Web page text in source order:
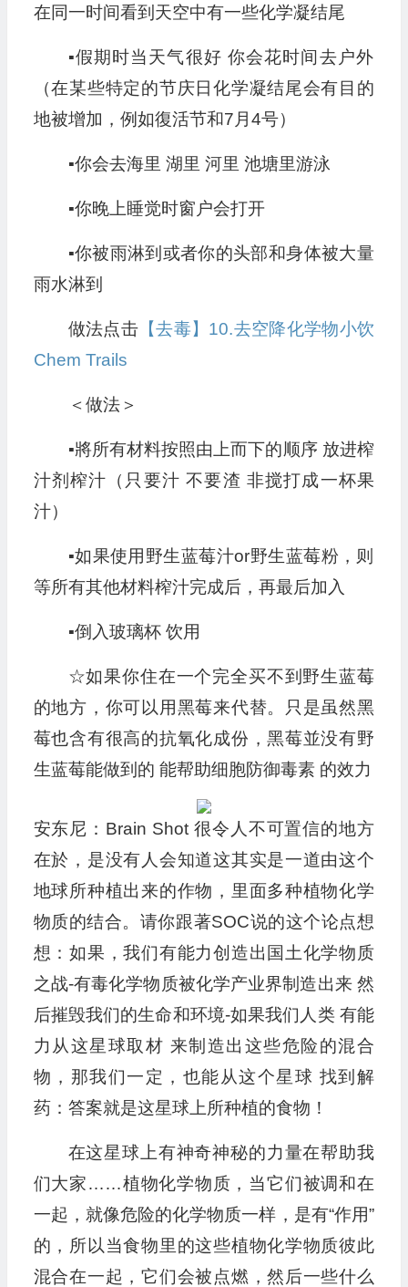
在同一时间看到天空中有一些化学凝结尾
▪︎假期时当天气很好 你会花时间去户外
（在某些特定的节庆日化学凝结尾会有目的
地被增加，例如復活节和7月4号）
▪︎你会去海里 湖里 河里 池塘里游泳
▪︎你晚上睡觉时窗户会打开
▪︎你被雨淋到或者你的头部和身体被大量
雨水淋到
做法点击【去毒】10.去空降化学物小饮
Chem Trails
＜做法＞
▪︎將所有材料按照由上而下的顺序 放进榨
汁剂榨汁（只要汁 不要渣 非搅打成一杯果
汁）
▪︎如果使用野生蓝莓汁or野生蓝莓粉，则
等所有其他材料榨汁完成后，再最后加入
▪︎倒入玻璃杯 饮用
☆如果你住在一个完全买不到野生蓝莓
的地方，你可以用黑莓来代替。只是虽然黑
莓也含有很高的抗氧化成份，黑莓並没有野
生蓝莓能做到的 能帮助细胞防御毒素 的效力
安东尼：Brain Shot 很令人不可置信的地方
在於，是没有人会知道这其实是一道由这个
地球所种植出来的作物，里面多种植物化学
物质的结合。请你跟著SOC说的这个论点想
想：如果，我们有能力创造出国土化学物质
之战-有毒化学物质被化学产业界制造出来 然
后摧毁我们的生命和环境-如果我们人类 有能
力从这星球取材 来制造出这些危险的混合
物，那我们一定，也能从这个星球 找到解
药：答案就是这星球上所种植的食物！
在这星球上有神奇神秘的力量在帮助我
们大家……植物化学物质，当它们被调和在
一起，就像危险的化学物质一样，是有“作用”
的，所以当食物里的这些植物化学物质彼此
混合在一起，它们会被点燃，然后一些什么